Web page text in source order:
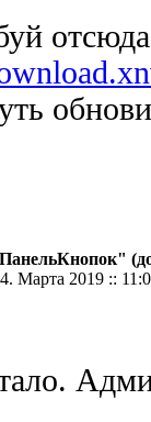
отсюда
Марта 2019 ::